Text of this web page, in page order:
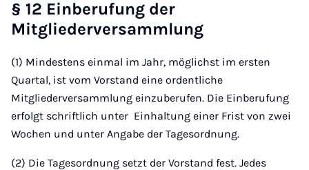
§ 12 Einberufung der
Mitgliederversammlung
(1) Mindestens einmal im Jahr, möglichst im ersten
Quartal, ist vom Vorstand eine ordentliche
Mitgliederversammlung einzuberufen. Die Einberufung
erfolgt schriftlich unter Einhaltung einer Frist von zwei
Wochen und unter Angabe der Tagesordnung.
(2) Die Tagesordnung setzt der Vorstand fest. Jedes